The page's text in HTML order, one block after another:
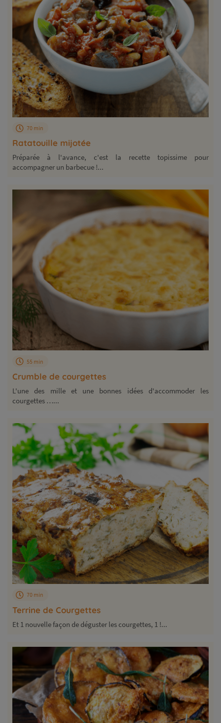
Ratatouille mijotée
70 min
Préparée à l'avance, c'est la recette topissime pour
accompagner un barbecue !...
Crumble de courgettes
55 min
L'une des mille et une bonnes idées d'accommoder les
courgettes …...
Terrine de Courgettes
70 min
Et 1 nouvelle façon de déguster les courgettes, 1 !...